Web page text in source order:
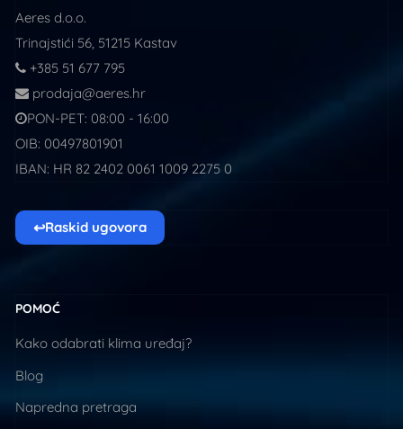
Aeres d.o.o.
Trinajstići 56, 51215 Kastav
+385 51 677 795
prodaja@aeres.hr
PON-PET: 08:00 - 16:00
OIB: 00497801901
IBAN: HR 82 2402 0061 1009 2275 0
↩Raskid ugovora
POMOĆ
Kako odabrati klima uređaj?
Blog
Napredna pretraga